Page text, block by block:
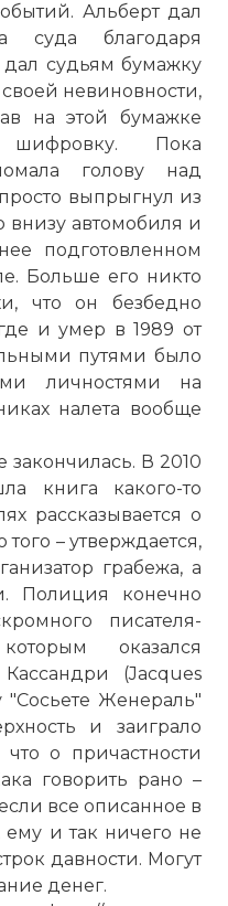
Альберт дал
благодаря
судьям бумажку
невиновности,
на этой бумажке
шифровку. Пока
голову над
выпрыгнул из
внизу автомобиля и
подготовленном
Больше его никто
что он безбедно
и умер в 1989 от
путями было
личностями на
налета вообще
закончилась. В 2010
книга какого-то
рассказывается о
– утверждается,
грабежа, а
Полиция конечно
писателя-
оказался
(Jacques
"Сосьете Женераль"
и заиграло
о причастности
говорить рано –
все описанное в
ему и так ничего не
давности. Могут
денег.
банком
1976 года.